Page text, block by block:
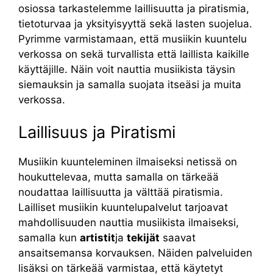
osiossa tarkastelemme laillisuutta ja piratismia,
tietoturvaa ja yksityisyyttä sekä lasten suojelua.
Pyrimme varmistamaan, että musiikin kuuntelu
verkossa on sekä turvallista että laillista kaikille
käyttäjille. Näin voit nauttia musiikista täysin
siemauksin ja samalla suojata itseäsi ja muita
verkossa.
Laillisuus ja Piratismi
Musiikin kuunteleminen ilmaiseksi netissä on
houkuttelevaa, mutta samalla on tärkeää
noudattaa laillisuutta ja välttää piratismia.
Lailliset musiikin kuuntelupalvelut tarjoavat
mahdollisuuden nauttia musiikista ilmaiseksi,
samalla kun artistitja tekijät saavat
ansaitsemansa korvauksen. Näiden palveluiden
lisäksi on tärkeää varmistaa, että käytetyt